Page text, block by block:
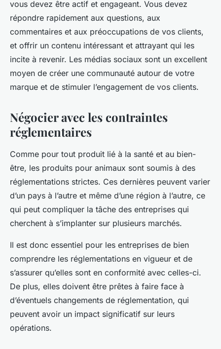
vous devez être actif et engageant. Vous devez
répondre rapidement aux questions, aux
commentaires et aux préoccupations de vos clients,
et offrir un contenu intéressant et attrayant qui les
incite à revenir. Les médias sociaux sont un excellent
moyen de créer une communauté autour de votre
marque et de stimuler l’engagement de vos clients.
Négocier avec les contraintes
réglementaires
Comme pour tout produit lié à la santé et au bien-
être, les produits pour animaux sont soumis à des
réglementations strictes. Ces dernières peuvent varier
d’un pays à l’autre et même d’une région à l’autre, ce
qui peut compliquer la tâche des entreprises qui
cherchent à s’implanter sur plusieurs marchés.
Il est donc essentiel pour les entreprises de bien
comprendre les réglementations en vigueur et de
s’assurer qu’elles sont en conformité avec celles-ci.
De plus, elles doivent être prêtes à faire face à
d’éventuels changements de réglementation, qui
peuvent avoir un impact significatif sur leurs
opérations.